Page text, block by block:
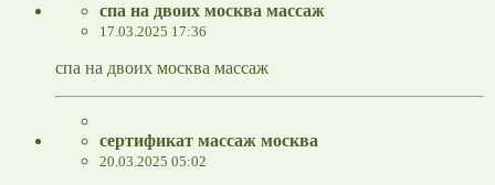
спа на двоих москва массаж
17.03.2025 17:36
спа на двоих москва массаж
сертификат массаж москва
20.03.2025 05:02